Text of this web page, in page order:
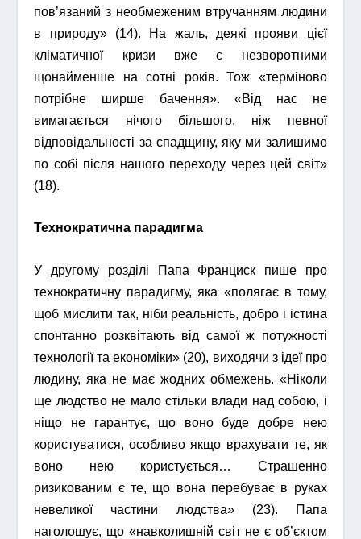
пов’язаний з необмеженим втручанням людини
в природу» (14). На жаль, деякі прояви цієї
кліматичної кризи вже є незворотними
щонайменше на сотні років. Тож «терміново
потрібне ширше бачення». «Від нас не
вимагається нічого більшого, ніж певної
відповідальності за спадщину, яку ми залишимо
по собі після нашого переходу через цей світ»
(18).
Технократична парадигма
У другому розділі Папа Франциск пише про
технократичну парадигму, яка «полягає в тому,
щоб мислити так, ніби реальність, добро і істина
спонтанно розквітають від самої ж потужності
технології та економіки» (20), виходячи з ідеї про
людину, яка не має жодних обмежень. «Ніколи
ще людство не мало стільки влади над собою, і
ніщо не гарантує, що воно буде добре нею
користуватися, особливо якщо врахувати те, як
воно нею користується… Страшенно
ризикованим є те, що вона перебуває в руках
невеликої частини людства» (23). Папа
наголошує, що «навколишній світ не є об’єктом